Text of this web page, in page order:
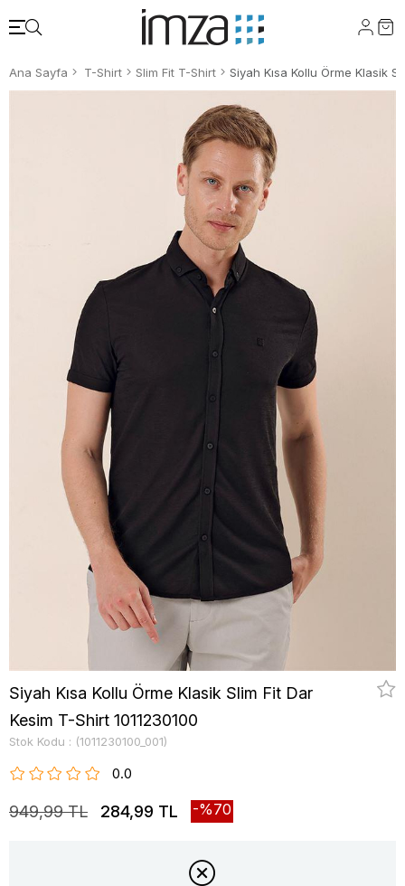
Ana Sayfa T-Shirt Slim Fit T-Shirt
Siyah Kısa Kollu Örme Klasik Slim Fit Dar
Kesim T-Shirt 1011230100
Stok Kodu (1011230100_001)
0.0
949,99 TL 284,99 TL 70